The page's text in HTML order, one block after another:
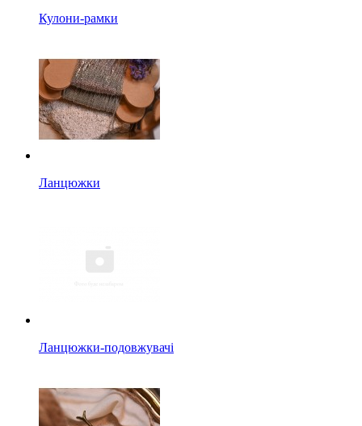
Кулони-рамки
Ланцюжки
Ланцюжки-подовжувачі